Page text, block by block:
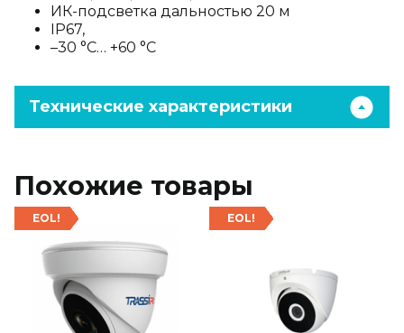
ИК-подсветка дальностью 20 м
IP67,
–30 °C… +60 °C
Технические характеристики
Похожие товары
EOL! EOL!